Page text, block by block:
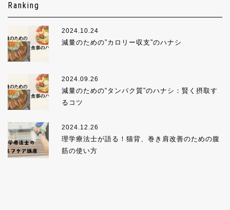
Ranking
2024.10.24
減量のための”カロリー収支”のハナシ
2024.09.26
減量のための“タンパク質”のハナシ：賢く摂取す
るコツ
2024.12.26
理学療法士が語る！猫背、巻き肩改善のための腹
筋の使い方